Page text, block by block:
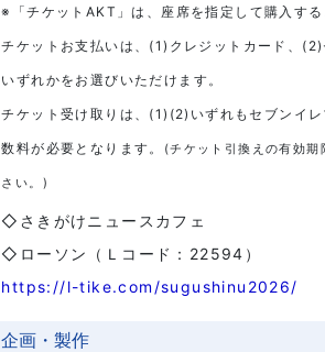
※「チケットAKT」は、座席を指定して購入する
チケットお支払いは、(1)クレジットカード、
いずれかをお選びいただけます。
チケット受け取りは、(1)(2)いずれもセブンイ
数料が必要となります。 (チケット引換えの有効
さい。)
◇さきがけニュースカフェ
◇ローソン（Ｌコード：22594）
https://l-tike.com/sugushinu2026/
企画・製作